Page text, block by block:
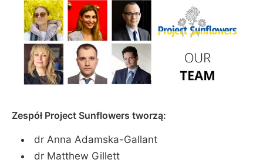
Zespół Project Sunflowers tworzą:
dr Anna Adamska-Gallant
dr Matthew Gillett